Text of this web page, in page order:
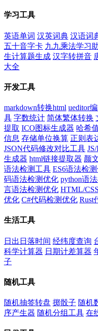
学习工具
英语单词 汉英词典 汉语词
五十音字卡 九九乘法学习
生计算题生成 汉字转拼音
大全
开发工具
markdown转换html ueditor
具 字数统计 简体繁体转换
提取 ICO图标生成器 哈希
信息 存储单位换算 正则表
JSON代码修改对比工具
生成器 html链接提取器 颜
语法检测工具 ES6语法检
码语法检测优化 python语
言语法检测优化 HTML/
优化 C#代码检测优化 Rust
生活工具
日出日落时间 经纬度查询
科学计算器 日期计差算器
子
随机工具
随机抽签转盘 掷骰子 随机
序产生器 随机分组工具 在